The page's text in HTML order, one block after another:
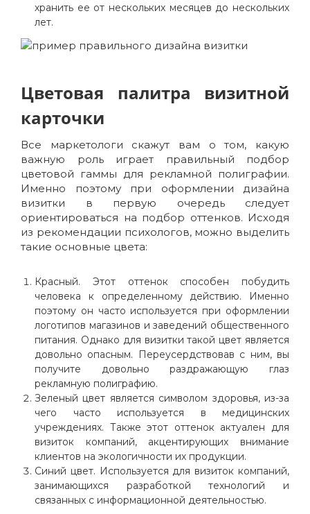
хранить ее от нескольких месяцев до нескольких
лет.
Цветовая палитра визитной
карточки
Все маркетологи скажут вам о том, какую
важную роль играет правильный подбор
цветовой гаммы для рекламной полиграфии.
Именно поэтому при оформлении дизайна
визитки в первую очередь следует
ориентироваться на подбор оттенков. Исходя
из рекомендации психологов, можно выделить
такие основные цвета:
Красный. Этот оттенок способен побудить
человека к определенному действию. Именно
поэтому он часто используется при оформлении
логотипов магазинов и заведений общественного
питания. Однако для визитки такой цвет является
довольно опасным. Переусердствовав с ним, вы
получите довольно раздражающую глаз
рекламную полиграфию.
Зеленый цвет является символом здоровья, из-за
чего часто используется в медицинских
учреждениях. Также этот оттенок актуален для
визиток компаний, акцентирующих внимание
клиентов на экологичности их продукции.
Синий цвет. Используется для визиток компаний,
занимающихся разработкой технологий и
связанных с информационной деятельностью.